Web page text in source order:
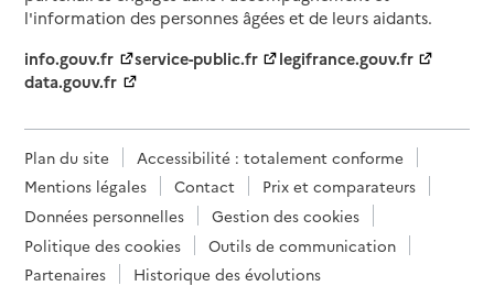
l'information des personnes âgées et de leurs aidants.
info.gouv.fr
service-public.fr
legifrance.gouv.fr
data.gouv.fr
Plan du site
Accessibilité : totalement conforme
Mentions légales
Contact
Prix et comparateurs
Données personnelles
Gestion des cookies
Politique des cookies
Outils de communication
Partenaires
Historique des évolutions